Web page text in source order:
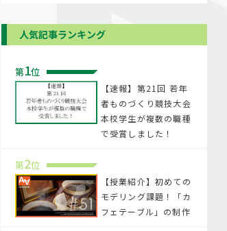
人気記事ランキング
第1位
【速報】第21回 若年
者ものづくり競技大会
本校学生が複数の職種
で受賞しました！
第2位
【授業紹介】初めての
モデリング課題！「カ
フェテーブル」の制作